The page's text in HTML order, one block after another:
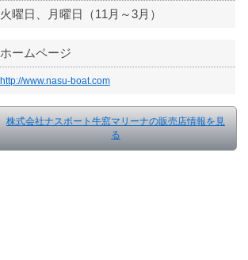
火曜日、月曜日（11月～3月）
ホームページ
http://www.nasu-boat.com
株式会社ナスボート牛窓マリーナの販売店情報を見
る